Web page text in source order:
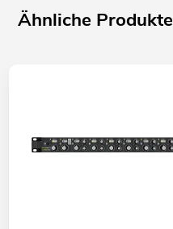
Ähnliche Produkte